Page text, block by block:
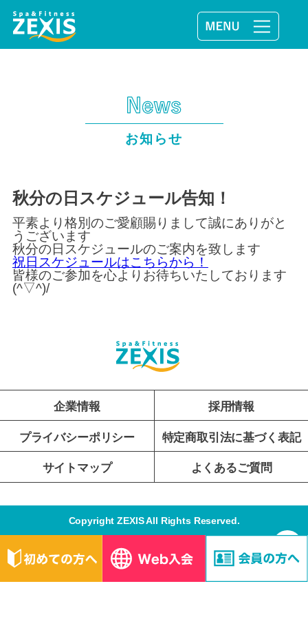
お知らせ
秋分の日スケジュール告知！
平素より格別のご愛顧賜りまして誠にありがと
うございます
秋分の日スケジュールのご案内を致します
祝日スケジュールはこちらから！
皆様のご参加を心よりお待ちいたしております
(^▽^)/
企業情報 採用情報
プライバシーポリシー 特定商取引法に基づく表記
サイトマップ よくあるご質問
Copyright ZEXIS All Rights Reserved.